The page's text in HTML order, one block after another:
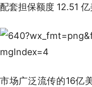
配套担保额度 12.51 亿
市场广泛流传的16亿